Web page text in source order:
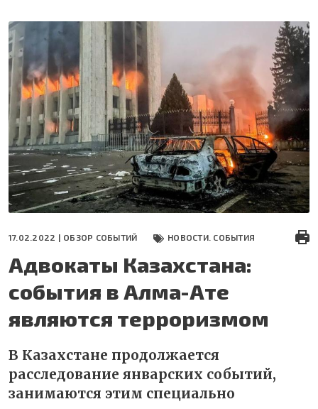
основному
содержанию
17.02.2022 | ОБЗОР СОБЫТИЙ НОВОСТИ. СОБЫТИЯ
Адвокаты Казахстана:
события в Алма-Ате
являются терроризмом
В Казахстане продолжается
расследование январских событий,
занимаются этим специально